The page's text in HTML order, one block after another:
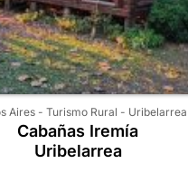
Aires - Turismo Rural - Uribelarrea
Cabañas Iremía
Uribelarrea